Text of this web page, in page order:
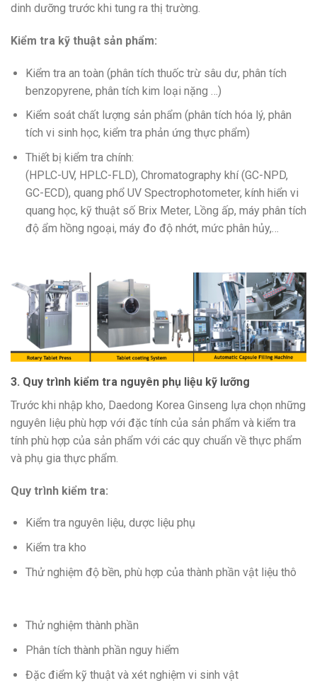
dinh dưỡng trước khi tung ra thị trường.
Kiểm tra kỹ thuật sản phẩm:
Kiểm tra an toàn (phân tích thuốc trừ sâu dư, phân tích
benzopyrene, phân tích kim loại nặng …)
Kiểm soát chất lượng sản phẩm (phân tích hóa lý, phân
tích vi sinh học, kiểm tra phản ứng thực phẩm)
Thiết bị kiểm tra chính:
(HPLC-UV, HPLC-FLD), Chromatography khí (GC-NPD,
GC-ECD), quang phổ UV Spectrophotometer, kính hiển vi
quang học, kỹ thuật số Brix Meter, Lồng ấp, máy phân tích
độ ẩm hồng ngoại, máy đo độ nhớt, mức phân hủy,…
3. Quy trình kiểm tra nguyên phụ liệu kỹ lưỡng
Trước khi nhập kho, Daedong Korea Ginseng lựa chọn những
nguyên liệu phù hợp với đặc tính của sản phẩm và kiểm tra
tính phù hợp của sản phẩm với các quy chuẩn về thực phẩm
và phụ gia thực phẩm.
Quy trình kiểm tra:
Kiểm tra nguyên liệu, dược liệu phụ
Kiểm tra kho
Thử nghiệm độ bền, phù hợp của thành phần vật liệu thô
Thử nghiệm thành phần
Phân tích thành phần nguy hiểm
Đặc điểm kỹ thuật và xét nghiệm vi sinh vật